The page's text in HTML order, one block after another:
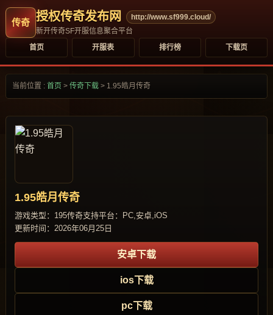
授权传奇发布网
http://www.sf999.cloud/
新开传奇SF开服信息聚合平台
首页
开服表 排行榜 下载页
当前位置 : 首页 > 传奇下载 > 1.95皓月传奇
1.95皓月传奇
游戏类型：195传奇支持平台：PC,安卓,iOS
更新时间：2026年06月25日
安卓下载
ios下载
pc下载